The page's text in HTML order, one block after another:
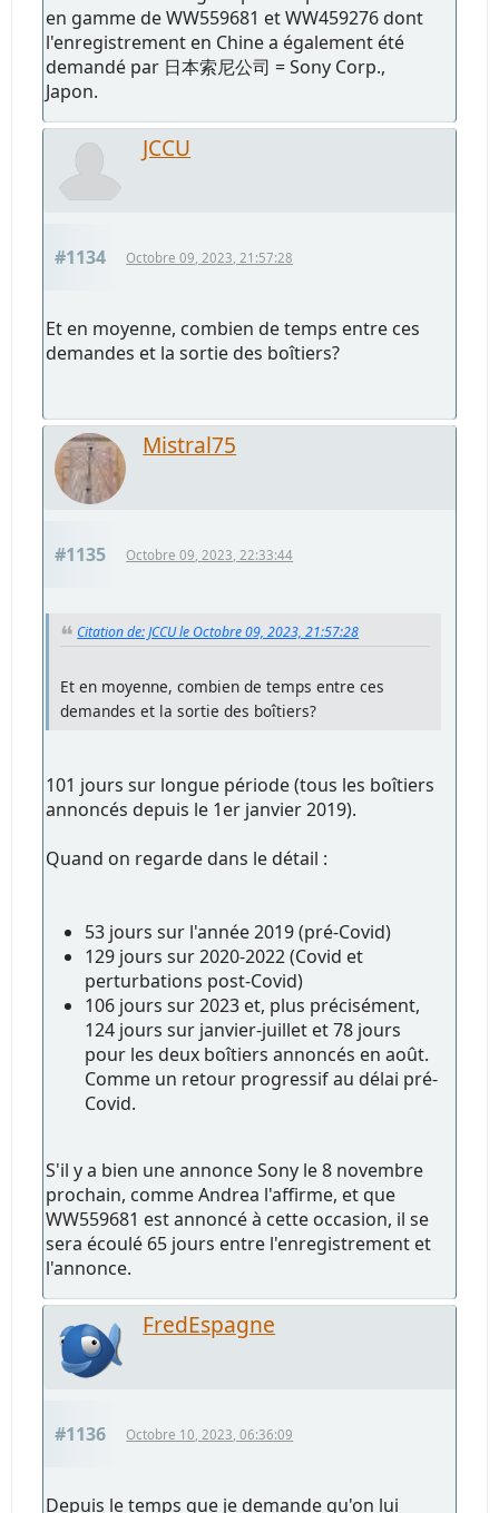
en gamme de WW559681 et WW459276 dont
l'enregistrement en Chine a également été
demandé par 日本索尼公司 = Sony Corp.,
Japon.
JCCU
#1134 Octobre 09, 2023, 21:57:28
Et en moyenne, combien de temps entre ces
demandes et la sortie des boîtiers?
Mistral75
#1135 Octobre 09, 2023, 22:33:44
Citation de: JCCU le Octobre 09, 2023, 21:57:28
Et en moyenne, combien de temps entre ces
demandes et la sortie des boîtiers?
101 jours sur longue période (tous les boîtiers
annoncés depuis le 1er janvier 2019).
Quand on regarde dans le détail :
53 jours sur l'année 2019 (pré-Covid)
129 jours sur 2020-2022 (Covid et
perturbations post-Covid)
106 jours sur 2023 et, plus précisément,
124 jours sur janvier-juillet et 78 jours
pour les deux boîtiers annoncés en août.
Comme un retour progressif au délai pré-
Covid.
S'il y a bien une annonce Sony le 8 novembre
prochain, comme Andrea l'affirme, et que
WW559681 est annoncé à cette occasion, il se
sera écoulé 65 jours entre l'enregistrement et
l'annonce.
FredEspagne
#1136 Octobre 10, 2023, 06:36:09
Depuis le temps que je demande qu'on lui